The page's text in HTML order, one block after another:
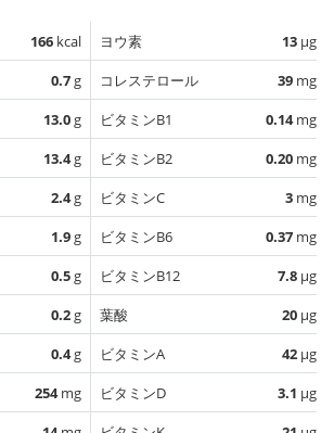
166 kcal
0.7g
13.0g
13.4g
2.4g
1.9g
0.5g
0.2g
0.4g
254mg
ヨウ素 13 µg
コレステロール
39 mg
ビタミンB1
0.14mg
ビタミンB2
0.20 mg
ビタミンC
3 mg
ビタミンB6
0.37 mg
ビタミンB12
7.8 µg
葉酸
20 µg
ビタミンA
42 µg
ビタミンD
3.1 µg